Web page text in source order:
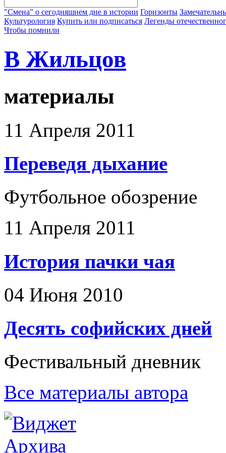
"Смена" о сегодняшнем дне в истории Горизонты
Культурология Купить или подписаться Легенды
Чтобы помнили
В Жильцов
материалы
11 Апреля 2011
Переведя дыхание
Футбольное обозрение
11 Апреля 2011
История пачки чая
04 Июня 2010
Десять софийских дней
Фестивальный дневник
Все материалы автора